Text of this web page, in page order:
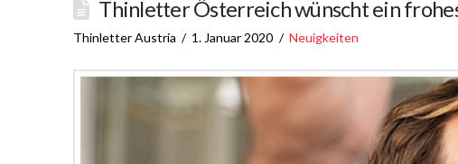
Thinletter Österreich wünscht ein
Thinletter Austria 1. Januar 2020 Neuigkeiten